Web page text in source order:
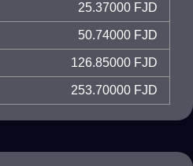
25.37000 FJD
50.74000 FJD
126.85000 FJD
253.70000 FJD